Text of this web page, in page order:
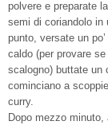
polvere e preparate
semi di coriandolo in
punto, versate un
caldo (per provare
scalogno) buttate un
cominciano a
curry.
Dopo mezzo